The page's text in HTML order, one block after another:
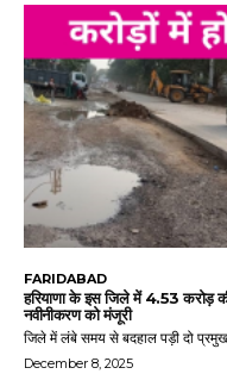
FARIDABAD
हरियाणा के इस जिले में 4.53 करोड़
नवीनीकरण को मंजूरी
जिले में लंबे समय से बदहाल पड़ी दो प्रमुख
December 8, 2025